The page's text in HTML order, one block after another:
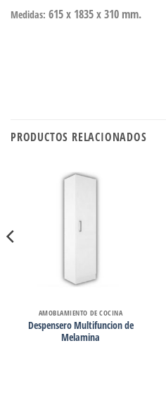
Medidas: 615 x 1835 x 310 mm.
PRODUCTOS RELACIONADOS
AMOBLAMIENTO DE COCINA
Despensero Multifuncion de
Melamina